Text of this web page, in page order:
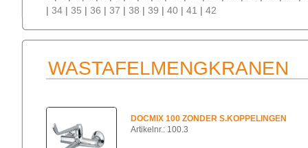
| 34 | 35 | 36 | 37 | 38 | 39 | 40 | 41 | 42
WASTAFELMENGKRANEN
DOCMIX 100 ZONDER S.KOPPELINGEN
Artikelnr.: 100.3